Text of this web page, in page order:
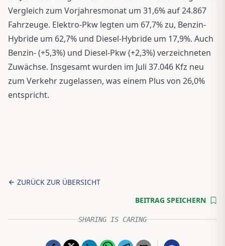
Vergleich zum Vorjahresmonat um 31,6% auf 24.867
Fahrzeuge. Elektro-Pkw legten um 67,7% zu, Benzin-
Hybride um 62,7% und Diesel-Hybride um 17,9%. Auch
Benzin- (+5,3%) und Diesel-Pkw (+2,3%) verzeichneten
Zuwächse. Insgesamt wurden im Juli 37.046 Kfz neu
zum Verkehr zugelassen, was einem Plus von 26,0%
entspricht.
ZURÜCK ZUR ÜBERSICHT
BEITRAG SPEICHERN
SHARING IS CARING